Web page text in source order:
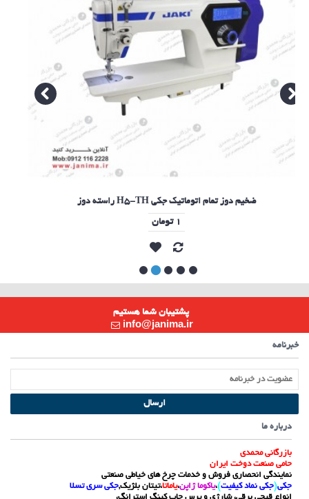
راسته دوز H5-TH ضخیم دوز تمام اتوماتیک جکی
1 تومان
پشتیبان شما هستیم
info@janima.ir
خبرنامه
ارسال
درباره ما
بازرگانی محمدی
حامی صنعت دوخت ایران
نمایندگی انحصاری فروش و خدمات چرخ های خیاطی صنعتی
جکی(جکی نماد کیفیت)،یاکوما ژاپن،یاماتا،تیتان بلژیک,جکی سری تسلا